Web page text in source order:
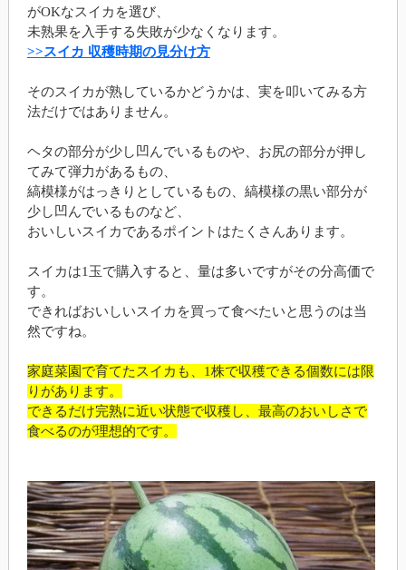
がOKなスイカを選び、
未熟果を入手する失敗が少なくなります。
>>スイカ 収穫時期の見分け方
そのスイカが熟しているかどうかは、実を叩いてみる方
法だけではありません。
ヘタの部分が少し凹んでいるものや、お尻の部分が押し
てみて弾力があるもの、
縞模様がはっきりとしているもの、縞模様の黒い部分が
少し凹んでいるものなど、
おいしいスイカであるポイントはたくさんあります。
スイカは1玉で購入すると、量は多いですがその分高価で
す。
できればおいしいスイカを買って食べたいと思うのは当
然ですね。
家庭菜園で育てたスイカも、1株で収穫できる個数には限
りがあります。
できるだけ完熟に近い状態で収穫し、最高のおいしさで
食べるのが理想的です。